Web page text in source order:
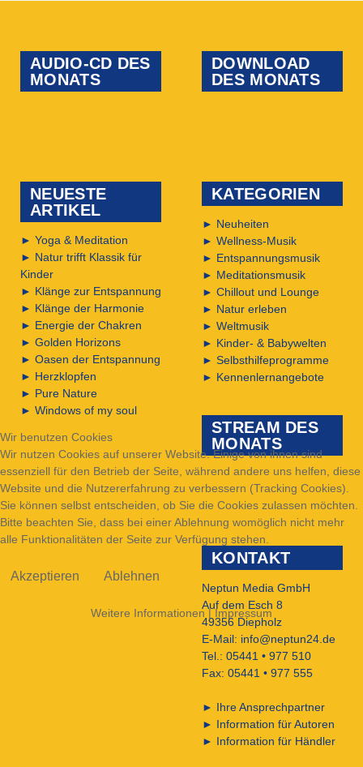
AUDIO-CD DES
MONATS
NEUESTE
ARTIKEL
► Yoga & Meditation
► Natur trifft Klassik für
Kinder
► Klänge zur Entspannung
► Klänge der Harmonie
► Energie der Chakren
► Golden Horizons
► Oasen der Entspannung
► Herzklopfen
► Pure Nature
► Windows of my soul
DOWNLOAD
DES MONATS
KATEGORIEN
► Neuheiten
► Wellness-Musik
► Entspannungsmusik
► Meditationsmusik
► Chillout und Lounge
► Natur erleben
► Weltmusik
► Kinder- & Babywelten
► Selbsthilfeprogramme
► Kennenlernangebote
STREAM DES
MONATS
KONTAKT
Neptun Media GmbH
Auf dem Esch 8
49356 Diepholz
E-Mail: info@neptun24.de
Tel.: 05441 • 977 510
Fax: 05441 • 977 555
► Ihre Ansprechpartner
► Information für Autoren
► Information für Händler
Wir benutzen Cookies
Wir nutzen Cookies auf unserer Website. Einige von ihnen sind
essenziell für den Betrieb der Seite, während andere uns helfen, diese
Website und die Nutzererfahrung zu verbessern (Tracking Cookies).
Sie können selbst entscheiden, ob Sie die Cookies zulassen möchten.
Bitte beachten Sie, dass bei einer Ablehnung womöglich nicht mehr
alle Funktionalitäten der Seite zur Verfügung stehen.
Akzeptieren Ablehnen
Weitere Informationen |Impressum